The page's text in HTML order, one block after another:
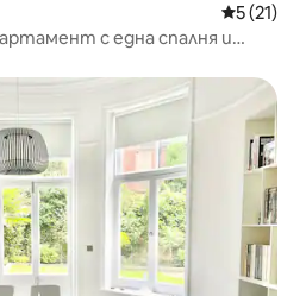
Средна
5 (21)
с една спалня и